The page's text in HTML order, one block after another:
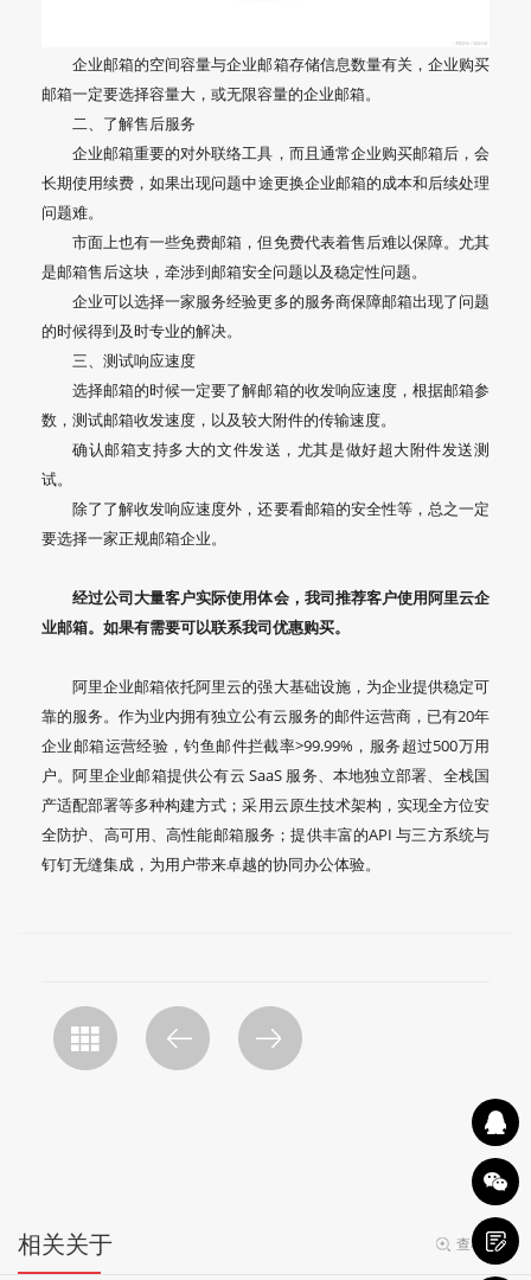
企业邮箱的空间容量与企业邮箱存储信息数量有关，企业购买
邮箱一定要选择容量大，或无限容量的企业邮箱。
二、了解售后服务
企业邮箱重要的对外联络工具，而且通常企业购买邮箱后，会
长期使用续费，如果出现问题中途更换企业邮箱的成本和后续处理
问题难。
市面上也有一些免费邮箱，但免费代表着售后难以保障。尤其
是邮箱售后这块，牵涉到邮箱安全问题以及稳定性问题。
企业可以选择一家服务经验更多的服务商保障邮箱出现了问题
的时候得到及时专业的解决。
三、测试响应速度
选择邮箱的时候一定要了解邮箱的收发响应速度，根据邮箱参
数，测试邮箱收发速度，以及较大附件的传输速度。
确认邮箱支持多大的文件发送，尤其是做好超大附件发送测
试。
除了了解收发响应速度外，还要看邮箱的安全性等，总之一定
要选择一家正规邮箱企业。
经过公司大量客户实际使用体会，我司推荐客户使用阿里云企
业邮箱。如果有需要可以联系我司优惠购买。
阿里企业邮箱依托阿里云的强大基础设施，为企业提供稳定可
靠的服务。作为业内拥有独立公有云服务的邮件运营商，已有20年
企业邮箱运营经验，钓鱼邮件拦截率>99.99%，服务超过500万用
户。阿里企业邮箱提供公有云 SaaS 服务、本地独立部署、全栈国
产适配部署等多种构建方式；采用云原生技术架构，实现全方位安
全防护、高可用、高性能邮箱服务；提供丰富的API 与三方系统与
钉钉无缝集成，为用户带来卓越的协同办公体验。
相关关于 查看更多